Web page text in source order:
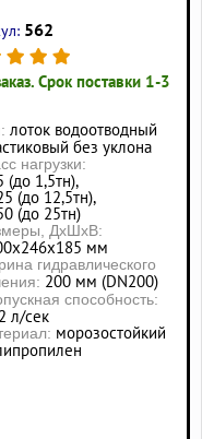
562
Срок поставки 1-3
лоток водоотводный
без уклона
нагрузки:
(до 1,5тн),
(до 12,5тн),
(до 25тн)
ДхШхВ:
мм
гидравлического
200 мм (DN200)
способность:
л/сек
морозостойкий